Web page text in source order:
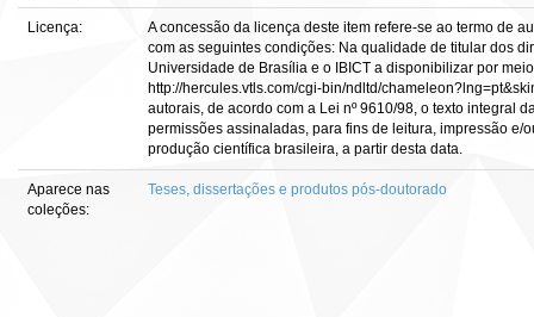
Licença:
A concessão da licença deste item refere-se ao termo de
com as seguintes condições: Na qualidade de titular dos
Universidade de Brasília e o IBICT a disponibilizar por
http://hercules.vtls.com/cgi-bin/ndltd/
autorais, de acordo com a Lei nº 9610/98, o texto integral
permissões assinaladas, para fins de leitura, impressão e/
produção científica brasileira, a partir desta data.
Aparece nas
coleções:
Teses, dissertações e produtos pós-doutorado